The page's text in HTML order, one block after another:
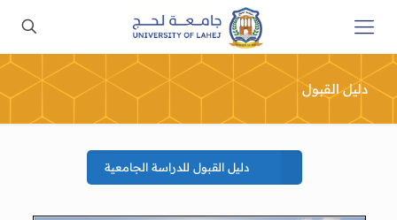
دليل القبول
دليل القبول للدراسة الجامعية